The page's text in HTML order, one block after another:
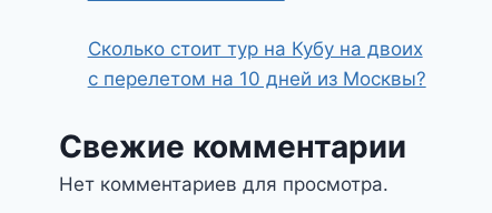
Сколько стоит тур на Кубу на двоих
с перелетом на 10 дней из Москвы?
Свежие комментарии
Нет комментариев для просмотра.